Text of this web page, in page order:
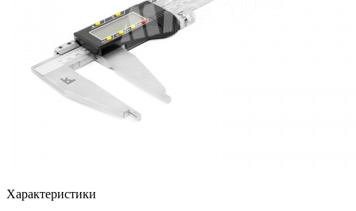
Характеристики